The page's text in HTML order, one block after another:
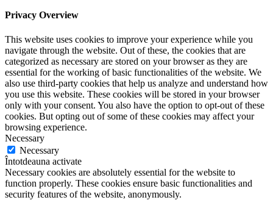
Privacy Overview
This website uses cookies to improve your experience while you
navigate through the website. Out of these, the cookies that are
categorized as necessary are stored on your browser as they are
essential for the working of basic functionalities of the website. We
also use third-party cookies that help us analyze and understand how
you use this website. These cookies will be stored in your browser
only with your consent. You also have the option to opt-out of these
cookies. But opting out of some of these cookies may affect your
browsing experience.
Necessary
Necessary
Întotdeauna activate
Necessary cookies are absolutely essential for the website to
function properly. These cookies ensure basic functionalities and
security features of the website, anonymously.